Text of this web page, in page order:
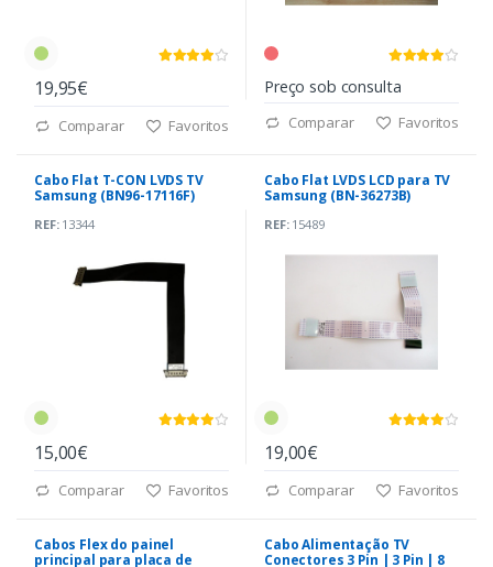
19,95€
Comparar Favoritos
Preço sob consulta
Comparar Favoritos
Cabo Flat T-CON LVDS TV
Samsung (BN96-17116F)
REF:13344
15,00€
Comparar Favoritos
Cabo Flat LVDS LCD para TV
Samsung (BN-36273B)
REF:15489
19,00€
Comparar Favoritos
Cabos Flex do painel
principal para placa de
Cabo Alimentação TV
Conectores 3 Pin | 3 Pin | 8